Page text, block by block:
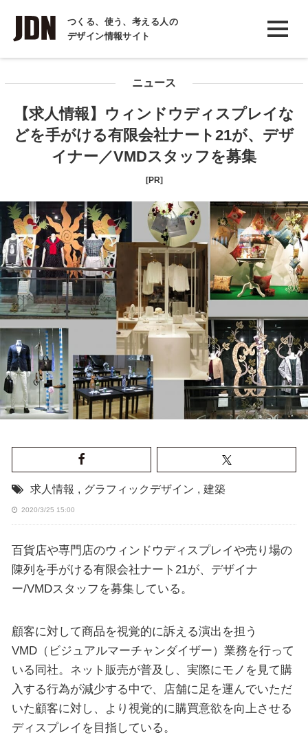
つくる、使う、考える人の
デザイン情報サイト
INTERVIEW
インタビュー
COLUMN
コラム
ニュース
【求人情報】ウィンドウディスプレイな
どを手がける有限会社ナート21が、デザ
イナー／VMDスタッフを募集
[PR]
求人情報 , グラフィックデザイン , 建築
2020/3/25 15:00
百貨店や専門店のウィンドウディスプレイや売り場の
陳列を手がける有限会社ナート21が、デザイナ
ー/VMDスタッフを募集している。
顧客に対して商品を視覚的に訴える演出を担う
VMD（ビジュアルマーチャンダイザー）業務を行って
いる同社。ネット販売が普及し、実際にモノを見て購
入する行為が減少する中で、店舗に足を運んでいただ
いた顧客に対し、より視覚的に購買意欲を向上させる
ディスプレイを目指している。